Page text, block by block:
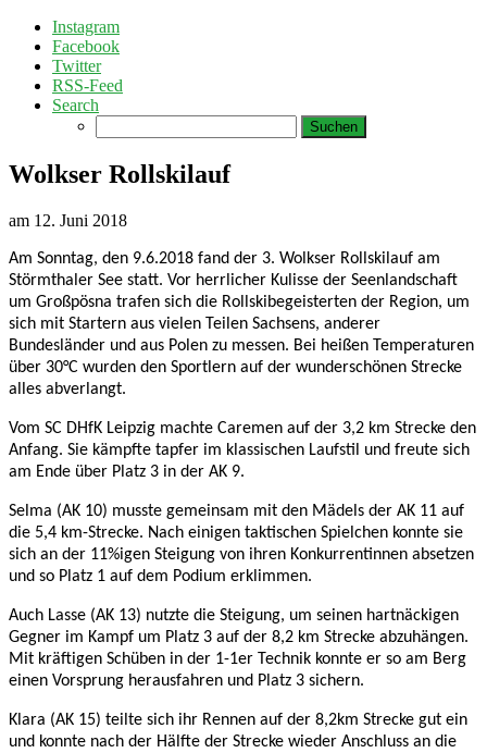
Instagram
Facebook
Twitter
RSS-Feed
Search
nach:
Wolkser Rollskilauf
am 12. Juni 2018
Am Sonntag, den 9.6.2018 fand der 3. Wolkser Rollskilauf am
Störmthaler See statt. Vor herrlicher Kulisse der Seenlandschaft
um Großpösna trafen sich die Rollskibegeisterten der Region, um
sich mit Startern aus vielen Teilen Sachsens, anderer
Bundesländer und aus Polen zu messen. Bei heißen Temperaturen
über 30°C wurden den Sportlern auf der wunderschönen Strecke
alles abverlangt.
Vom SC DHfK Leipzig machte Caremen auf der 3,2 km Strecke den
Anfang. Sie kämpfte tapfer im klassischen Laufstil und freute sich
am Ende über Platz 3 in der AK 9.
Selma (AK 10) musste gemeinsam mit den Mädels der AK 11 auf
die 5,4 km-Strecke. Nach einigen taktischen Spielchen konnte sie
sich an der 11%igen Steigung von ihren Konkurrentinnen absetzen
und so Platz 1 auf dem Podium erklimmen.
Auch Lasse (AK 13) nutzte die Steigung, um seinen hartnäckigen
Gegner im Kampf um Platz 3 auf der 8,2 km Strecke abzuhängen.
Mit kräftigen Schüben in der 1-1er Technik konnte er so am Berg
einen Vorsprung herausfahren und Platz 3 sichern.
Klara (AK 15) teilte sich ihr Rennen auf der 8,2km Strecke gut ein
und konnte nach der Hälfte der Strecke wieder Anschluss an die